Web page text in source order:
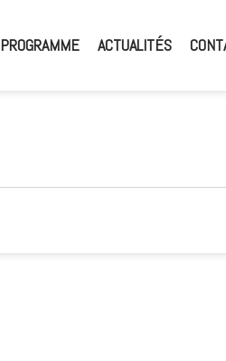
PROGRAMME ACTUALITÉS